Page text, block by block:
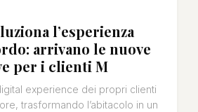
l’esperienza
arrivano le nuove
per i clienti M
experience dei propri clienti
trasformando l’abitacolo in un